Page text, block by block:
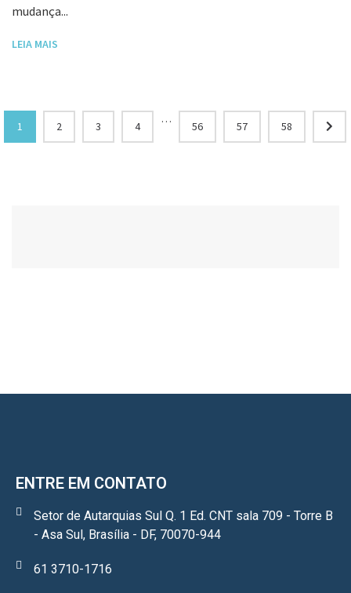
mudança...
LEIA MAIS
1 2 3 4
…
56 57 58
ENTRE EM CONTATO
Setor de Autarquias Sul Q. 1 Ed. CNT sala 709 - Torre B
- Asa Sul, Brasília - DF, 70070-944
61 3710-1716